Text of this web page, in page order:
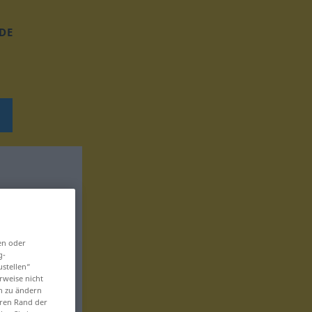
DE
oder
nicht
zu ändern
Rand der